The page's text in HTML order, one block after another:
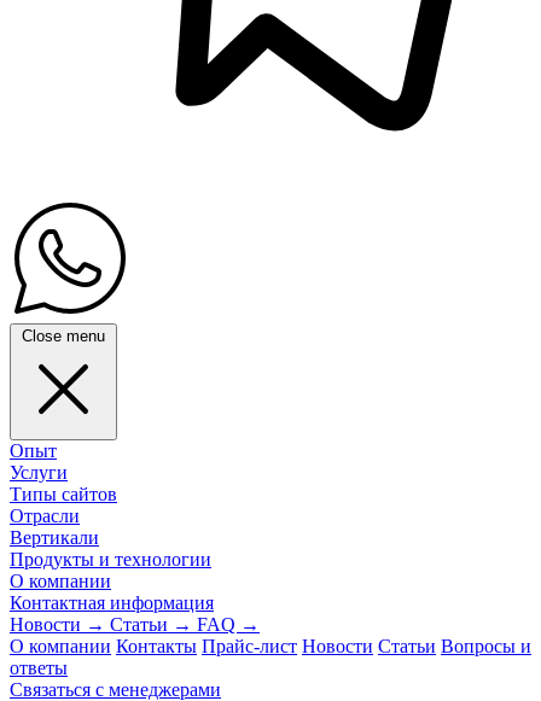
Close menu
Опыт
Услуги
Типы сайтов
Отрасли
Вертикали
Продукты и технологии
О компании
Контактная информация
Новости → Статьи → FAQ →
О компании Контакты Прайс-лист Новости Статьи Вопросы и
ответы
Связаться с менеджерами